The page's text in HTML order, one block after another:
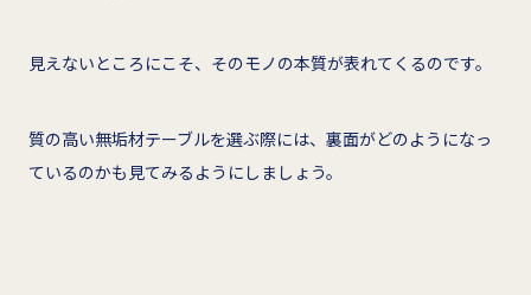
見えないところにこそ、そのモノの本質が表れてくるのです。
質の高い無垢材テーブルを選ぶ際には、裏面がどのようになっ
ているのかも見てみるようにしましょう。